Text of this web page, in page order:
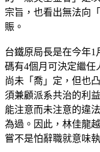
宗旨，也看出無法向
賑。
台鐵原局長是在今年
碼有4個月可決定繼任
尚未「喬」定，但也
須兼顧派系共治的利
能注意而未注意的違
為過。因此，林佳龍
嘗不是怕辭職就意味